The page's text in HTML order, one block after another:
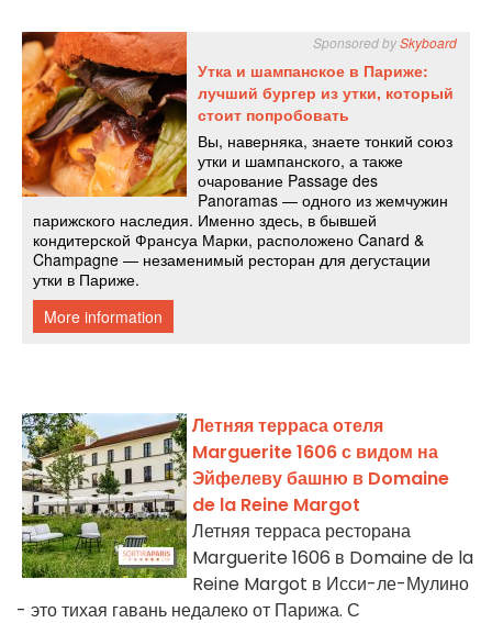
Летняя терраса отеля
Marguerite 1606 с видом на
Эйфелеву башню в Domaine
de la Reine Margot
Летняя терраса ресторана
Marguerite 1606 в Domaine de la
Reine Margot в Исси-ле-Мулино
- это тихая гавань недалеко от Парижа. С